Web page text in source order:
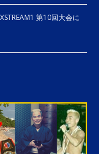
第10回大会に